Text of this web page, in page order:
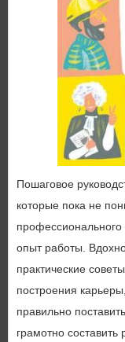
Пошаговое
которые пока не
опыт работы.
практические
построения
правильно
грамотно